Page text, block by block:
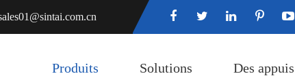
Produits Solutions Des appuis